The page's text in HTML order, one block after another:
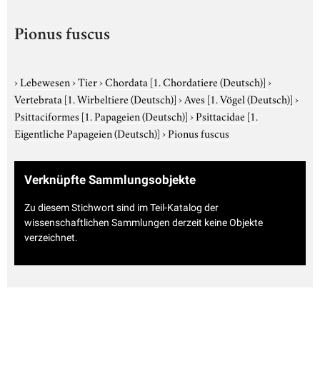
Pionus fuscus
›Lebewesen›Tier›Chordata [1. Chordatiere (Deutsch)]›
Vertebrata [1. Wirbeltiere (Deutsch)]›Aves [1. Vögel (Deutsch)]›
Psittaciformes [1. Papageien (Deutsch)]›Psittacidae [1.
Eigentliche Papageien (Deutsch)]›Pionus fuscus
Verknüpfte Sammlungsobjekte
Zu diesem Stichwort sind im Teil-Katalog der
wissenschaftlichen Sammlungen derzeit keine Objekte
verzeichnet.